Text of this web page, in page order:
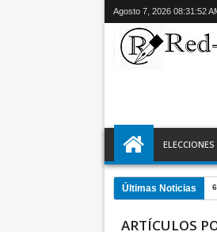
Agosto 7, 2026 08:31:53
Últimas Noticias
ARTÍCULOS